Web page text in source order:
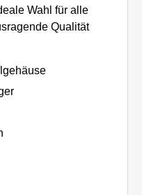
Wahl für alle
Qualität